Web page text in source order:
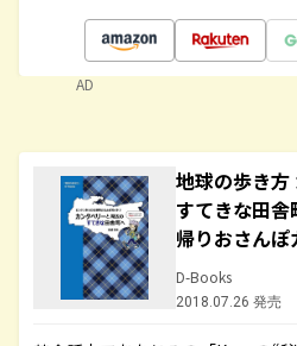
AD
地球の歩き方
すてきな田
帰りおさん
D-Books
2018.07.26 発売